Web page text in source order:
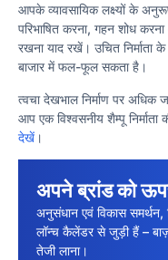
आपके व्यावसायिक लक्ष्यों के
परिभाषित करना, गहन शोध
रखना याद रखें। उचित निर्माता
बाजार में फल-फूल सकता है।
त्वचा देखभाल निर्माण पर अधिक
आप एक विश्वसनीय शैम्पू निर्माता
देखें ।
अपने ब्रांड को
अनुसंधान एवं विकास
लॉन्च कैलेंडर से जुड़ी हैं –
तेजी लाना।